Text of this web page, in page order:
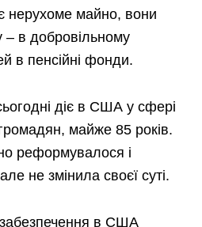
нерухоме майно, вони
в добровільному
в пенсійні фонди.
діє в США у сфері
майже 85 років.
реформувалося і
не змінила своєї суті.
в США